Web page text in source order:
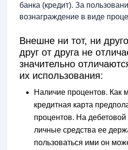
банка (кредит). За
вознаграждение в виде
Внешне ни тот, ни
друг от друга не
значительно
их использования:
Наличие процентов. Как
кредитная карта
процентов. На дебетовой
личные средства ее
пользоваться ими он